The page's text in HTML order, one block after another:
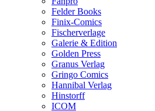
Felder Books
Finix-Comics
Fischerverlage
Galerie & Edition
Golden Press
Granus Verlag
Gringo Comics
Hannibal Verlag
Hinstorff
ICOM